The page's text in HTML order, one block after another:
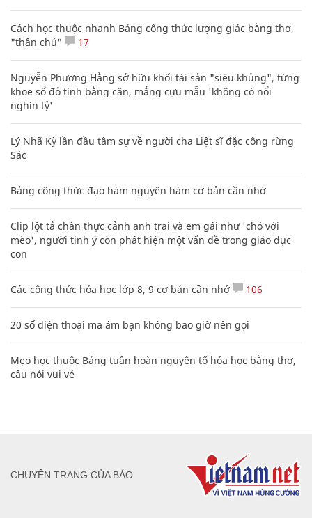
Cách học thuộc nhanh Bảng công thức lượng giác bằng thơ,
"thần chú"
17
Nguyễn Phương Hằng sở hữu khối tài sản "siêu khủng", từng
khoe sổ đỏ tính bằng cân, mắng cựu mẫu 'không có nổi
nghìn tỷ'
Lý Nhã Kỳ lần đầu tâm sự về người cha Liệt sĩ đặc công rừng
Sác
Bảng công thức đạo hàm nguyên hàm cơ bản cần nhớ
Clip lột tả chân thực cảnh anh trai và em gái như 'chó với
mèo', người tinh ý còn phát hiện một vấn đề trong giáo dục
con
Các công thức hóa học lớp 8, 9 cơ bản cần nhớ 106
20 số điện thoại ma ám bạn không bao giờ nên gọi
Mẹo học thuộc Bảng tuần hoàn nguyên tố hóa học bằng thơ,
câu nói vui vẻ
CHUYÊN TRANG CỦA BÁO